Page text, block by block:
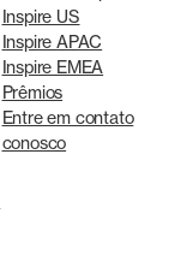
Inspire US
Inspire APAC
Inspire EMEA
Prêmios
Entre em contato
conosco